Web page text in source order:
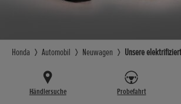
Honda Automobil Neuwagen Unsere
Händlersuche Probefahrt